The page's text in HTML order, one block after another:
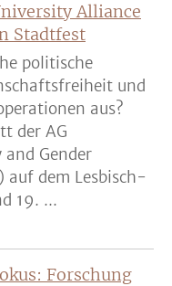
Alliance
Stadtfest
politische
und
aus?
der AG
and Gender
auf dem Lesbisch-
19. ...
Forschung